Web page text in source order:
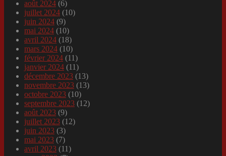
août 2024 (6)
juillet 2024 (10)
juin 2024 (9)
mai 2024 (10)
avril 2024 (18)
mars 2024 (10)
février 2024 (11)
janvier 2024 (11)
décembre 2023 (13)
novembre 2023 (13)
octobre 2023 (10)
septembre 2023 (12)
août 2023 (9)
juillet 2023 (12)
juin 2023 (3)
mai 2023 (7)
avril 2023 (11)